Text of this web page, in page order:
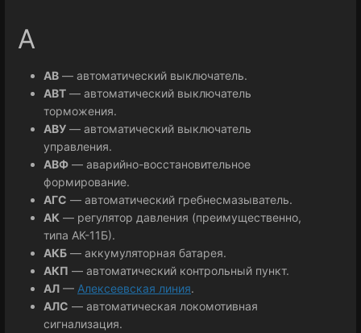
А
АВ — автоматический выключатель.
АВТ — автоматический выключатель
торможения.
АВУ — автоматический выключатель
управления.
АВФ — аварийно-восстановительное
формирование.
АГС — автоматический гребнесмазыватель.
АК — регулятор давления (преимущественно,
типа АК-11Б).
АКБ — аккумуляторная батарея.
АКП — автоматический контрольный пункт.
АЛ — Алексеевская линия.
АЛС — автоматическая локомотивная
сигнализация.